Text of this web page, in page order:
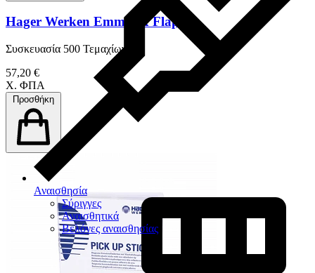
Αναισθησία
Σύριγγες
Αναισθητικά
Βελόνες αναισθησίας
Hager Werken Emmenix Flap
Συσκευασία 500 Τεμαχίων
57,20 €
Χ. ΦΠΑ
Προσθήκη